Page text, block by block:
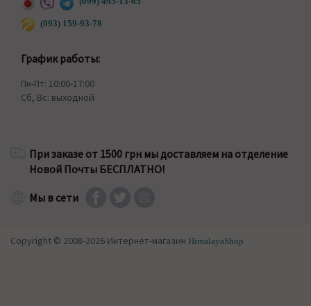
(093) 159-93-78
График работы:
Пн-Пт: 10:00-17:00
Сб, Вс: выходной
При заказе от 1500 грн мы доставляем на отделение
Новой Почты БЕСПЛАТНО!
Мы в сети
Copyright © 2008-2026 Интернет-магазин HimalayaShop